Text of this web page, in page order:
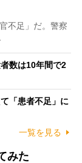
不足」だ。警察
数は10年間で2
「患者不足」に
一覧を見る
みた